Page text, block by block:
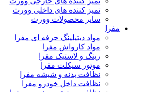
تمیز کننده های داخلی وورث
سایر محصولات وورث
مفرا
مواد دیتیلینگ حرفه ای مفرا
مواد کارواش مفرا
رینگ و لاستیک مفرا
موتور سیکلت مفرا
نظافت بدنه و شیشه مفرا
نظافت داخل خودرو مفرا